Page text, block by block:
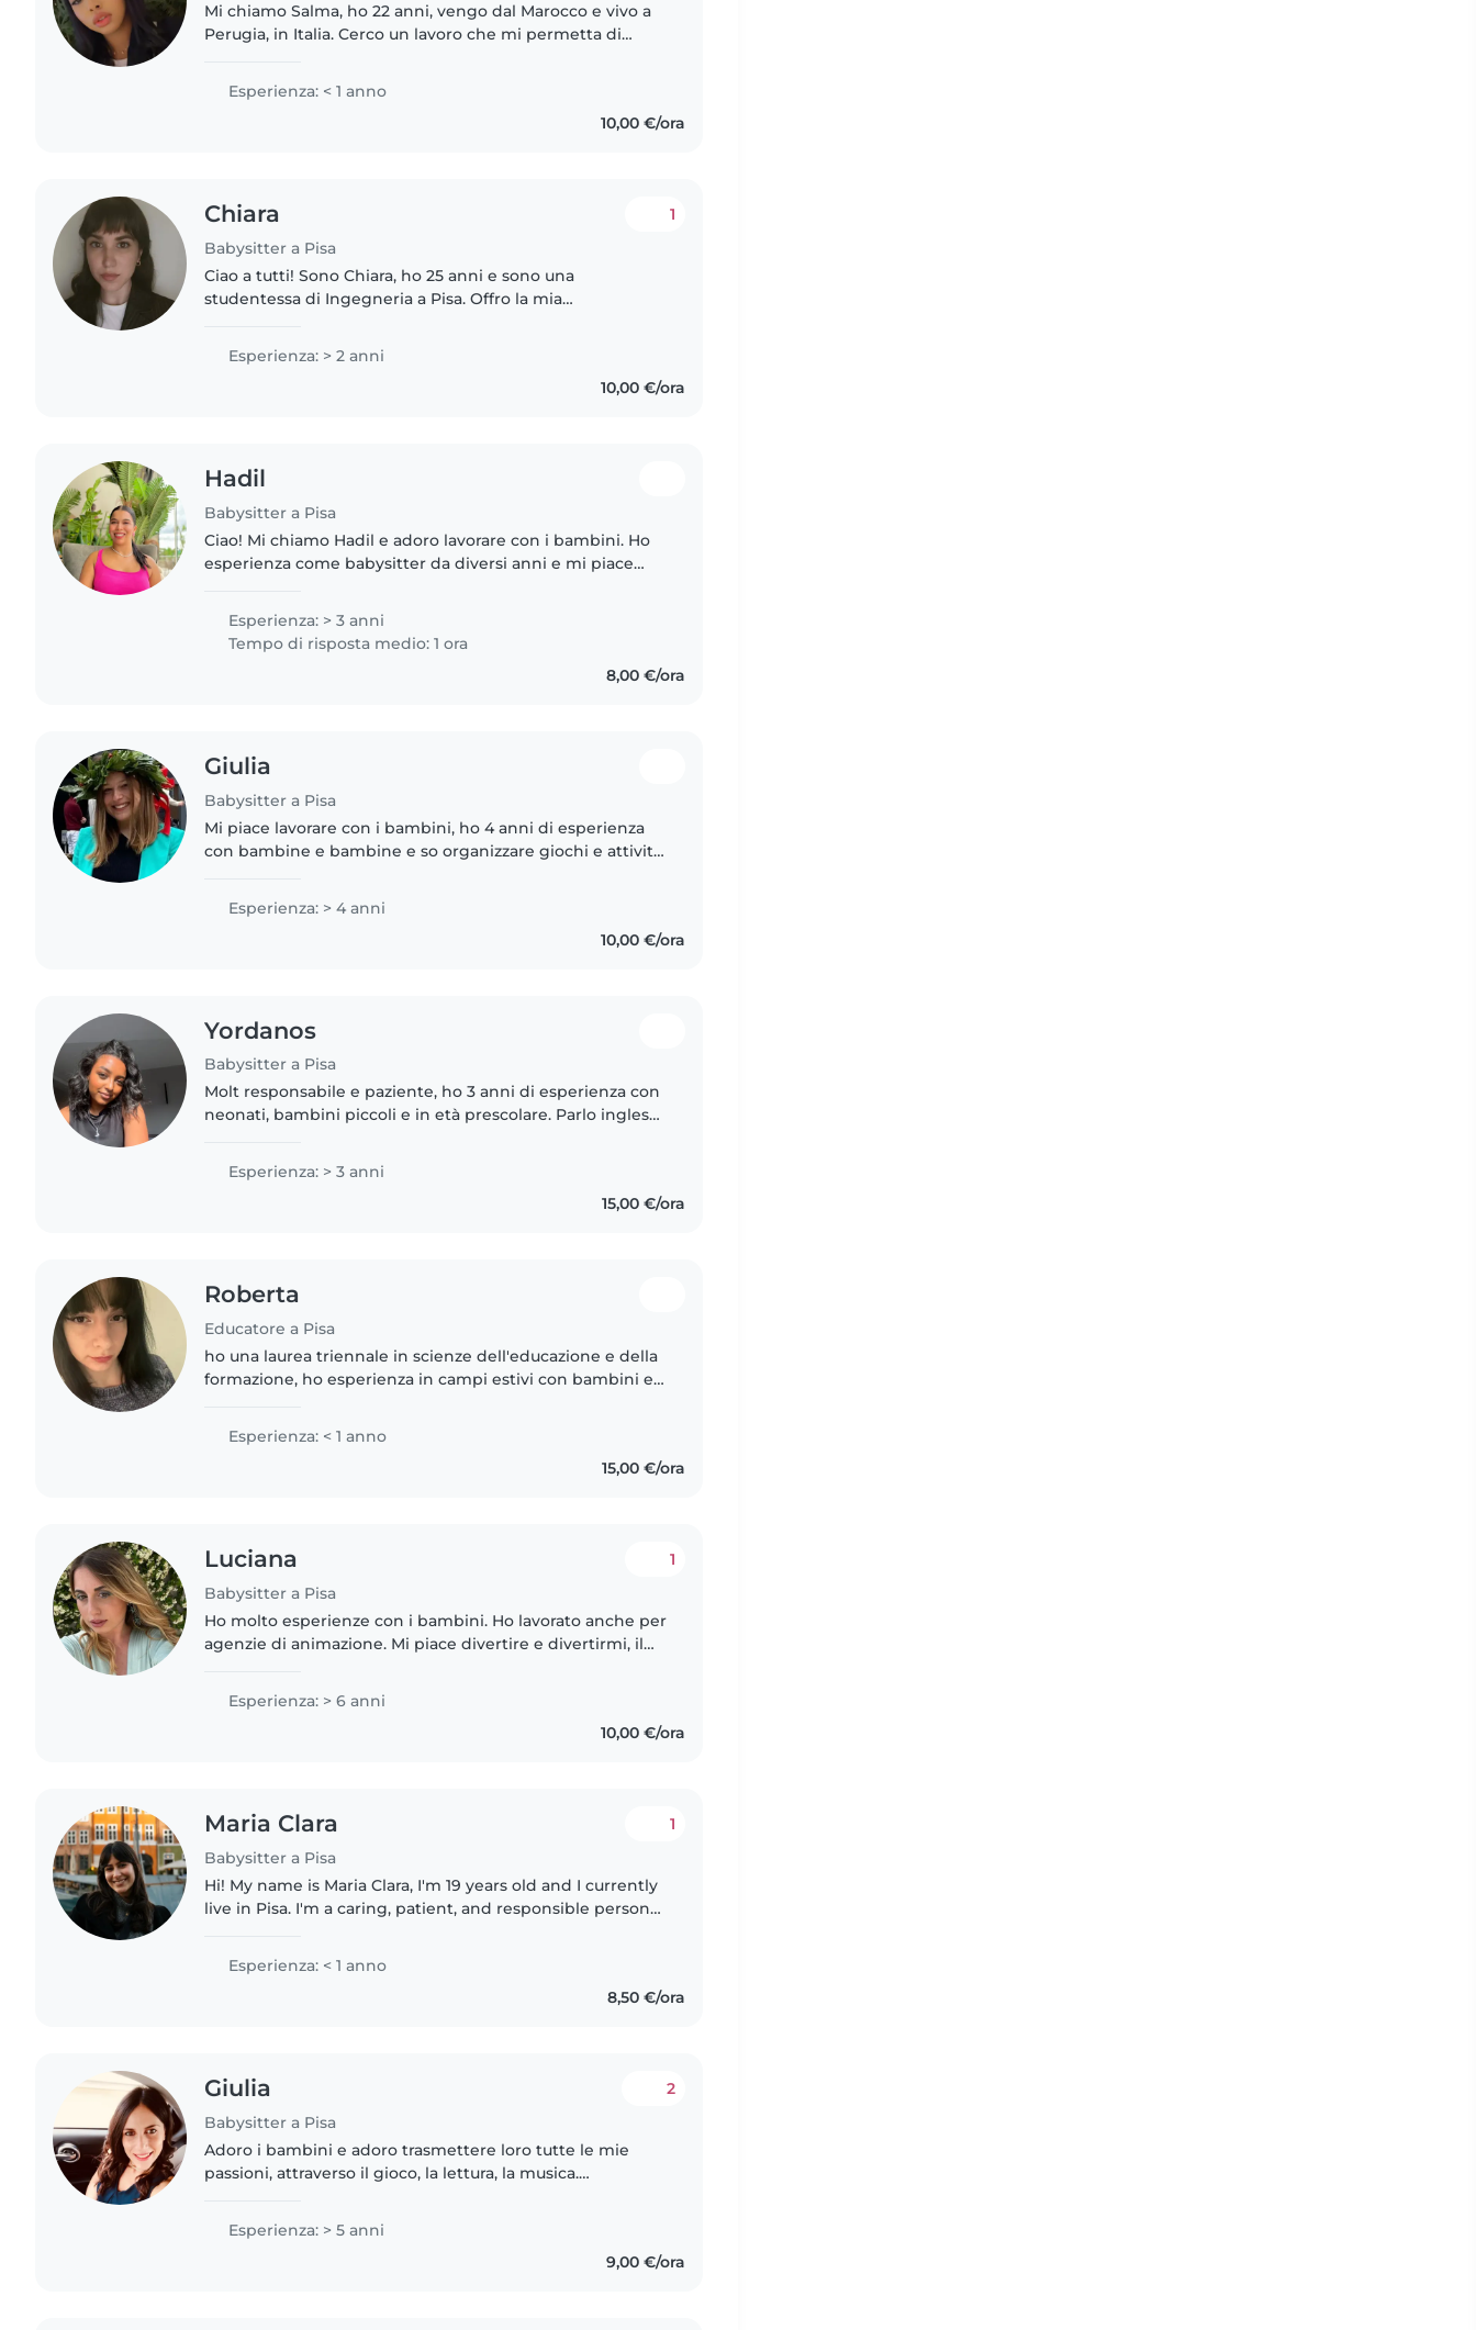
Mi chiamo Salma, ho 22 anni, vengo dal Marocco e vivo a
Perugia, in Italia. Cerco un lavoro che mi permetta di
i bambini e ho..
Esperienza: < 1 anno
10,00 €/ora
Chiara
Babysitter a Pisa
1
Ciao a tutti! Sono Chiara, ho 25 anni e sono una
studentessa di Ingegneria a Pisa. Offro la mia
doposcuola o assistenza..
Esperienza: > 2 anni
10,00 €/ora
Hadil
Babysitter a Pisa
Ciao! Mi chiamo Hadil e adoro lavorare con i bambini. Ho
esperienza come babysitter da diversi anni e mi piace
piccoli. Sono..
Esperienza: > 3 anni
Tempo di risposta medio: 1 ora
8,00 €/ora
Giulia
Babysitter a Pisa
Mi piace lavorare con i bambini, ho 4 anni di esperienza
con bambine e bambine e so organizzare giochi e attività
Esperienza: > 4 anni
10,00 €/ora
Yordanos
Babysitter a Pisa
Molt responsabile e paziente, ho 3 anni di esperienza con
neonati, bambini piccoli e in età prescolare. Parlo inglese,
Esperienza: > 3 anni
15,00 €/ora
Roberta
Educatore a Pisa
ho una laurea triennale in scienze dell'educazione e della
formazione, ho esperienza in campi estivi con bambini e
comportamento. Ho..
Esperienza: < 1 anno
15,00 €/ora
Luciana
Babysitter a Pisa
1
Ho molto esperienze con i bambini. Ho lavorato anche per
agenzie di animazione. Mi piace divertire e divertirmi, il
bambini, e..
Esperienza: > 6 anni
10,00 €/ora
Maria Clara
Babysitter a Pisa
1
Hi! My name is Maria Clara, I'm 19 years old and I currently
live in Pisa. I'm a caring, patient, and responsible person
have experience..
Esperienza: < 1 anno
8,50 €/ora
Giulia
Babysitter a Pisa
2
Adoro i bambini e adoro trasmettere loro tutte le mie
passioni, attraverso il gioco, la lettura, la musica.
Esperienza: > 5 anni
9,00 €/ora